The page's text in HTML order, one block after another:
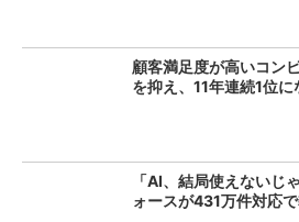
顧客満足度が高いコン
を抑え、11年連続1位
「AI、結局使えない
ォースが431万件対応